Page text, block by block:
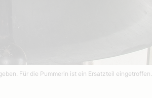
Für die Pummerin ist ein Ersatzteil eingetroffen.